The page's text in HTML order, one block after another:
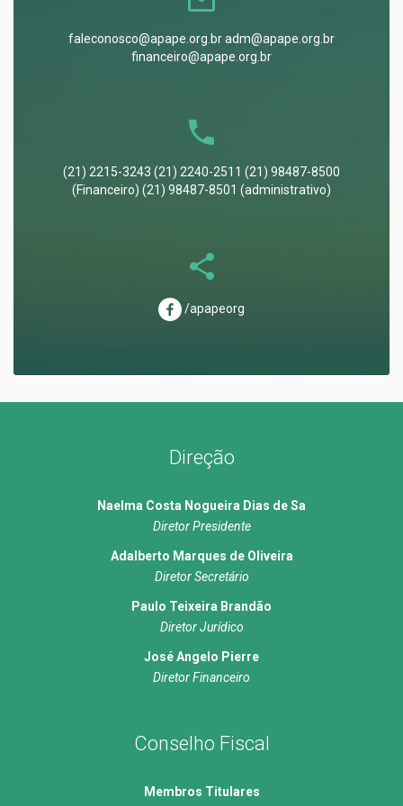
faleconosco@apape.org.br adm@apape.org.br
financeiro@apape.org.br
(21) 2215-3243 (21) 2240-2511 (21) 98487-8500
(Financeiro) (21) 98487-8501 (administrativo)
/apapeorg
Direção
Naelma Costa Nogueira Dias de Sa
Diretor Presidente
Adalberto Marques de Oliveira
Diretor Secretário
Paulo Teixeira Brandão
Diretor Jurídico
José Angelo Pierre
Diretor Financeiro
Conselho Fiscal
Membros Titulares